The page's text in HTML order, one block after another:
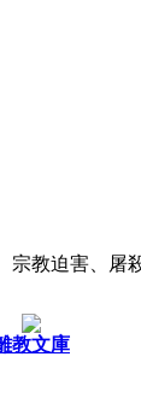
宗教迫害、屠
教文庫